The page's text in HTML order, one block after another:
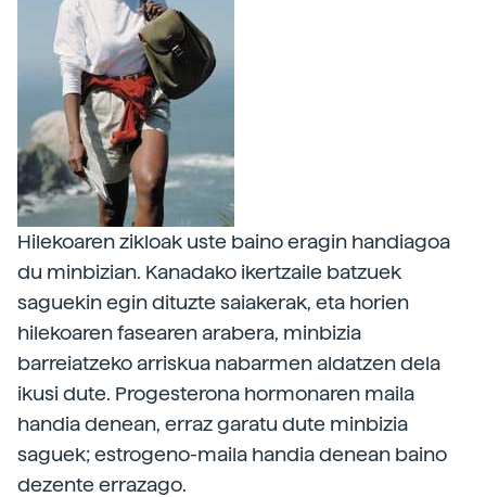
Hilekoaren zikloak uste baino eragin handiagoa
du minbizian. Kanadako ikertzaile batzuek
saguekin egin dituzte saiakerak, eta horien
hilekoaren fasearen arabera, minbizia
barreiatzeko arriskua nabarmen aldatzen dela
ikusi dute. Progesterona hormonaren maila
handia denean, erraz garatu dute minbizia
saguek; estrogeno-maila handia denean baino
dezente errazago.